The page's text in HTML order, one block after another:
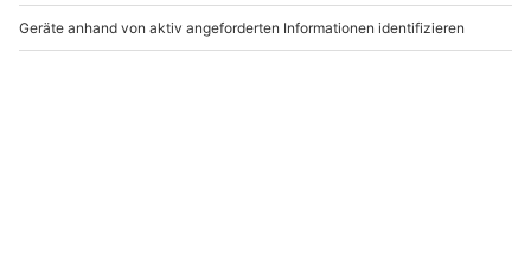
Wine, Paint & Piano
Frankfurt am
Paint Like A Master
Frankfurt (Ginnheim)